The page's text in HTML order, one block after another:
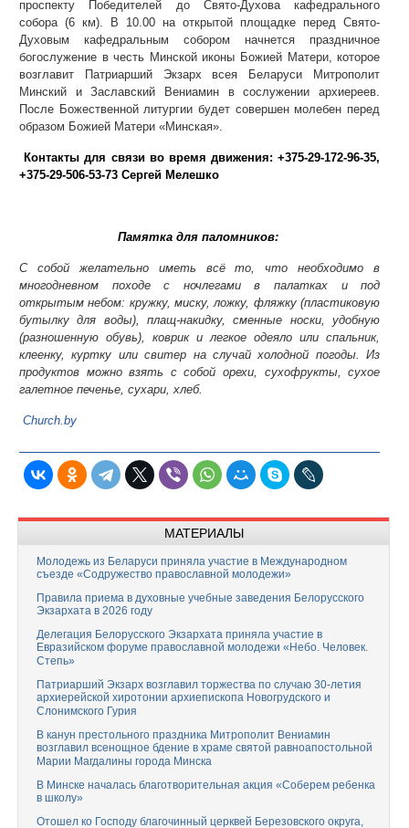
проспекту Победителей до Свято-Духова кафедрального
собора (6 км). В 10.00 на открытой площадке перед Свято-
Духовым кафедральным собором начнется праздничное
богослужение в честь Минской иконы Божией Матери, которое
возглавит Патриарший Экзарх всея Беларуси Митрополит
Минский и Заславский Вениамин в сослужении архиереев.
После Божественной литургии будет совершен молебен перед
образом Божией Матери «Минская».
Контакты для связи во время движения: +375-29-172-96-35,
+375-29-506-53-73 Сергей Мелешко
Памятка для паломников:
С собой желательно иметь всё то, что необходимо в
многодневном походе с ночлегами в палатках и под
открытым небом: кружку, миску, ложку, фляжку (пластиковую
бутылку для воды), плащ-накидку, сменные носки, удобную
(разношенную обувь), коврик и легкое одеяло или спальник,
клеенку, куртку или свитер на случай холодной погоды. Из
продуктов можно взять с собой орехи, сухофрукты, сухое
галетное печенье, сухари, хлеб.
Church.by
МАТЕРИАЛЫ
Молодежь из Беларуси приняла участие в Международном
съезде «Содружество православной молодежи»
Правила приема в духовные учебные заведения Белорусского
Экзархата в 2026 году
Делегация Белорусского Экзархата приняла участие в
Евразийском форуме православной молодежи «Небо. Человек.
Степь»
Патриарший Экзарх возглавил торжества по случаю 30-летия
архиерейской хиротонии архиепископа Новогрудского и
Слонимского Гурия
В канун престольного праздника Митрополит Вениамин
возглавил всенощное бдение в храме святой равноапостольной
Марии Магдалины города Минска
В Минске началась благотворительная акция «Соберем ребенка
в школу»
Отошел ко Господу благочинный церквей Березовского округа,